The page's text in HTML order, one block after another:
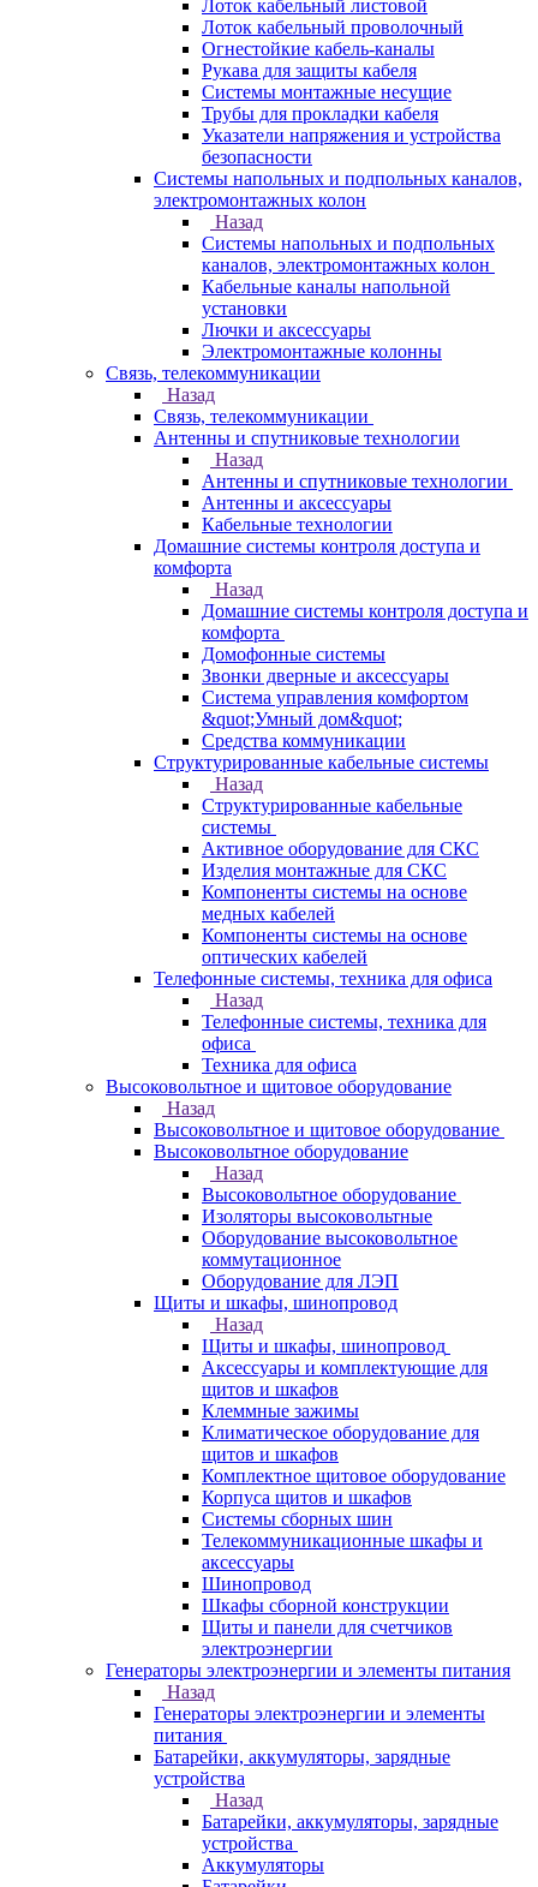
Лоток кабельный листовой
Лоток кабельный проволочный
Огнестойкие кабель-каналы
Рукава для защиты кабеля
Системы монтажные несущие
Трубы для прокладки кабеля
Указатели напряжения и устройства
безопасности
Системы напольных и подпольных каналов,
электромонтажных колон
Назад
Системы напольных и подпольных
каналов, электромонтажных колон
Кабельные каналы напольной
установки
Лючки и аксессуары
Электромонтажные колонны
Связь, телекоммуникации
Назад
Связь, телекоммуникации
Антенны и спутниковые технологии
Назад
Антенны и спутниковые технологии
Антенны и аксессуары
Кабельные технологии
Домашние системы контроля доступа и
комфорта
Назад
Домашние системы контроля доступа и
комфорта
Домофонные системы
Звонки дверные и аксессуары
Система управления комфортом
&quot;Умный дом&quot;
Средства коммуникации
Структурированные кабельные системы
Назад
Структурированные кабельные
системы
Активное оборудование для СКС
Изделия монтажные для СКС
Компоненты системы на основе
медных кабелей
Компоненты системы на основе
оптических кабелей
Телефонные системы, техника для офиса
Назад
Телефонные системы, техника для
офиса
Техника для офиса
Высоковольтное и щитовое оборудование
Назад
Высоковольтное и щитовое оборудование
Высоковольтное оборудование
Назад
Высоковольтное оборудование
Изоляторы высоковольтные
Оборудование высоковольтное
коммутационное
Оборудование для ЛЭП
Щиты и шкафы, шинопровод
Назад
Щиты и шкафы, шинопровод
Аксессуары и комплектующие для
щитов и шкафов
Клеммные зажимы
Климатическое оборудование для
щитов и шкафов
Комплектное щитовое оборудование
Корпуса щитов и шкафов
Системы сборных шин
Телекоммуникационные шкафы и
аксессуары
Шинопровод
Шкафы сборной конструкции
Щиты и панели для счетчиков
электроэнергии
Генераторы электроэнергии и элементы питания
Назад
Генераторы электроэнергии и элементы
питания
Батарейки, аккумуляторы, зарядные
устройства
Назад
Батарейки, аккумуляторы, зарядные
устройства
Аккумуляторы